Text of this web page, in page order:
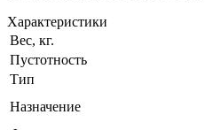
Характеристики
Вес, кг.
Пустотность
Тип
Назначение